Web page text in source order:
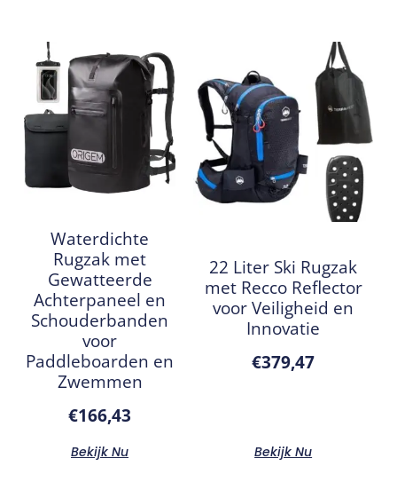
Waterdichte
Rugzak met
Gewatteerde
Achterpaneel en
Schouderbanden
voor
Paddleboarden en
Zwemmen
€166,43
Bekijk Nu
22 Liter Ski Rugzak
met Recco Reflector
voor Veiligheid en
Innovatie
€379,47
Bekijk Nu